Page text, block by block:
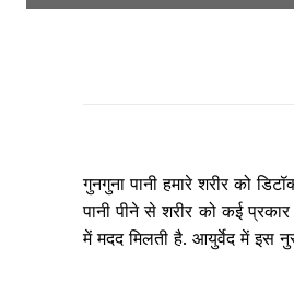
गुनगुना पानी हमारे शरीर को
पानी पीने से शरीर को कई
में मदद मिलती है. आयुर्वेद में इस